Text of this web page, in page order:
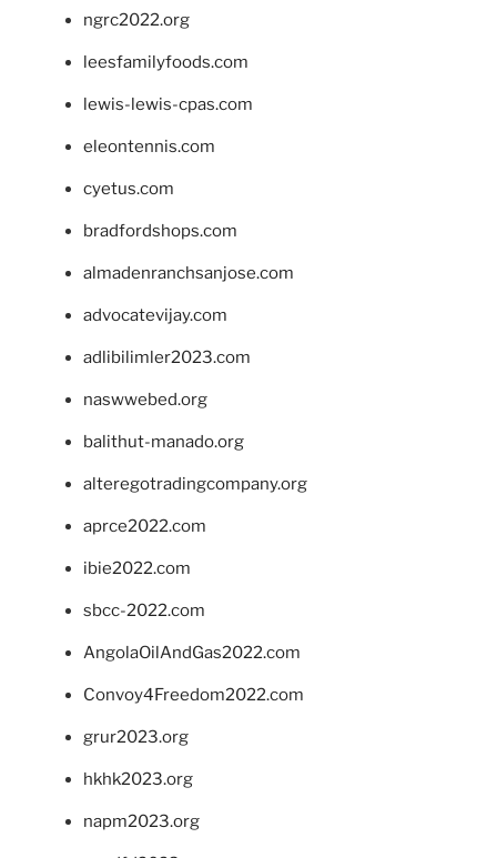
ngrc2022.org
leesfamilyfoods.com
lewis-lewis-cpas.com
eleontennis.com
cyetus.com
bradfordshops.com
almadenranchsanjose.com
advocatevijay.com
adlibilimler2023.com
naswwebed.org
balithut-manado.org
alteregotradingcompany.org
aprce2022.com
ibie2022.com
sbcc-2022.com
AngolaOilAndGas2022.com
Convoy4Freedom2022.com
grur2023.org
hkhk2023.org
napm2023.org